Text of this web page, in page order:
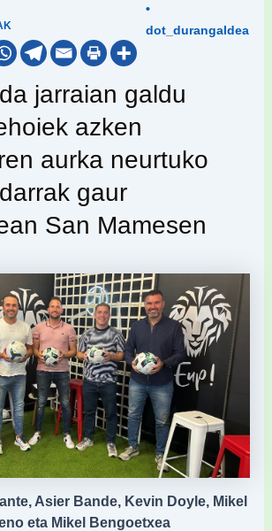
•
dot_durangaldea
jarraian galdu
azken
aurka neurtuko
gaur
San Mamesen
Asier Bande, Kevin Doyle, Mikel
eta Mikel Bengoetxea